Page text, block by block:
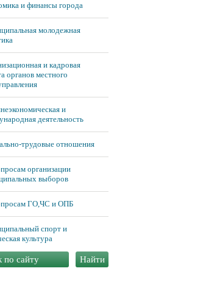
и финансы города
молодежная
и кадровая
органов местного
и
деятельность
трудовые отношения
организации
выборов
ГО,ЧС и ОПБ
спорт и
культура